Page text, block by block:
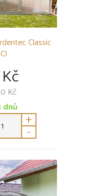
Classic
Kč
dnů
+
-